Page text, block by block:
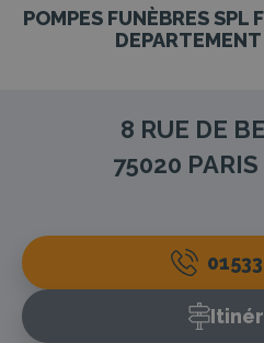
POMPES FUNÈBRES SPL
8 RUE DE
75020